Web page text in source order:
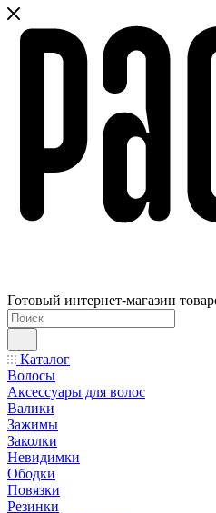
Готовый интернет-магазин
Каталог
Волосы
Аксессуары для волос
Валики
Зажимы
Заколки
Невидимки
Ободки
Повязки
Резинки